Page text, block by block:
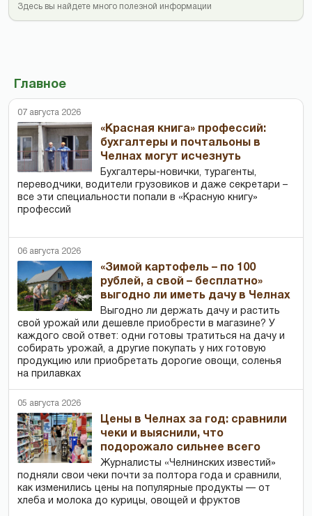
Здесь вы найдете много полезной информации
Главное
07 августа 2026
«Красная книга» профессий:
бухгалтеры и почтальоны в
Челнах могут исчезнуть
Бухгалтеры-новички, тур­агенты,
переводчики, водители грузовиков и даже секретари –
все эти специальности попали в «Красную книгу»
профессий
06 августа 2026
«Зимой картофель – по 100
рублей, а свой – бесплатно»
выгодно ли иметь дачу в Челнах
Выгодно ли держать дачу и растить
свой урожай или дешевле приобрести в магазине? У
каждого свой ответ: одни готовы тратиться на дачу и
собирать урожай, а другие покупать у них готовую
продукцию или приобретать дорогие овощи, соленья
на прилавках
05 августа 2026
Цены в Челнах за год: сравнили
чеки и выяснили, что
подорожало сильнее всего
Журналисты «Челнинских известий»
подняли свои чеки почти за полтора года и сравнили,
как изменились цены на популярные продукты — от
хлеба и молока до курицы, овощей и фруктов